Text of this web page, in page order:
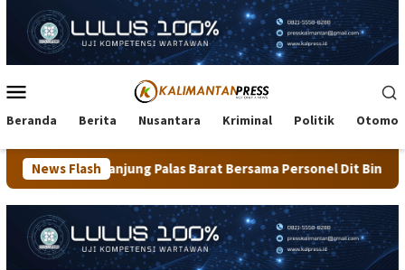
konten
Mobile
Beranda Berita Nusantara Kriminal Politik
News Flash
Barat Bersama Personel Dit Binmas Polda Kaltara Salurkan